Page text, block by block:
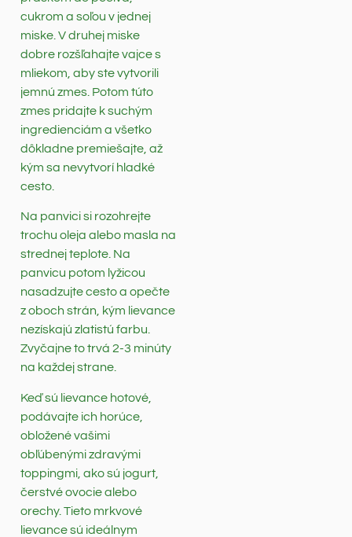
cukrom a soľou v jednej
miske. V druhej miske
dobre rozšľahajte vajce s
mliekom, aby ste vytvorili
jemnú zmes. Potom túto
zmes pridajte k suchým
ingredienciám a všetko
dôkladne premiešajte, až
kým sa nevytvorí hladké
cesto.
Na panvici si rozohrejte
trochu oleja alebo masla na
strednej teplote. Na
panvicu potom lyžicou
nasadzujte cesto a opečte
z oboch strán, kým lievance
nezískajú zlatistú farbu.
Zvyčajne to trvá 2-3 minúty
na každej strane.
Keď sú lievance hotové,
podávajte ich horúce,
obložené vašimi
obľúbenými zdravými
toppingmi, ako sú jogurt,
čerstvé ovocie alebo
orechy. Tieto mrkvové
lievance sú ideálnym